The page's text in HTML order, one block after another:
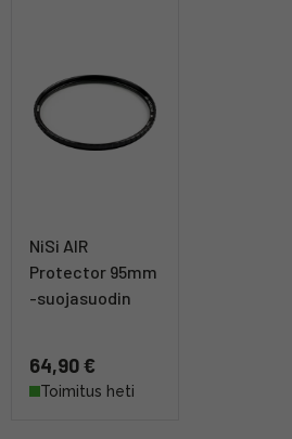
NiSi AIR
Protector 95mm
-suojasuodin
64,90 €
Toimitus heti